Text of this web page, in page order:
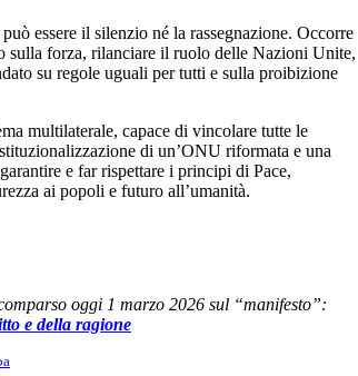
essere il silenzio né la rassegnazione. Occorre
sulla forza, rilanciare il ruolo delle Nazioni Unite,
su regole uguali per tutti e sulla proibizione
multilaterale, capace di vincolare tutte le
di un’ONU riformata e una
e far rispettare i principi di Pace,
ai popoli e futuro all’umanità.
oggi 1 marzo 2026 sul “manifesto”:
e della ragione